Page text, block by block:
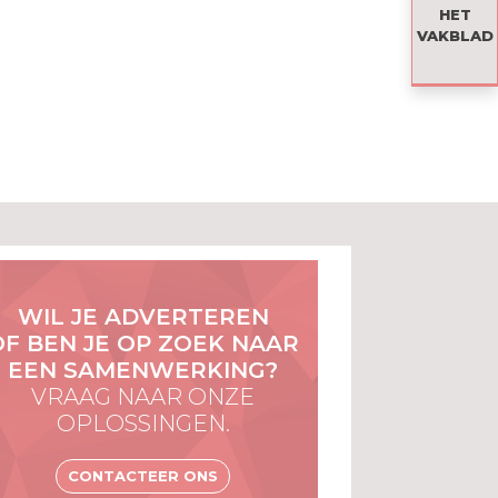
HET
VAKBLAD
WIL JE ADVERTEREN
BEN JE OP ZOEK NAAR
EEN SAMENWERKING?
VRAAG NAAR ONZE
OPLOSSINGEN.
CONTACTEER ONS